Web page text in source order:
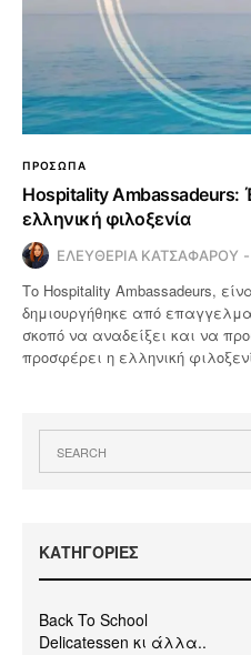
ΠΡΟΣΩΠΑ
Hospitality Ambassadeurs:
ελληνική φιλοξενία
ΕΛΕΥΘΕΡΙΑ ΚΑΤΣΑΦΑΡΟΥ
Το Hospitality Ambassadeurs,
δημιουργήθηκε από
σκοπό να αναδείξει και να
προσφέρει η ελληνική
KΑΤΗΓΟΡΙΕΣ
Back To School
Delicatessen κι άλλα..